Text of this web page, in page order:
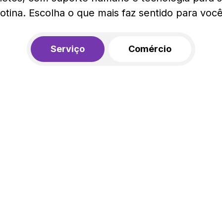
Escolha o que mais faz sentido para
Serviço Comércio